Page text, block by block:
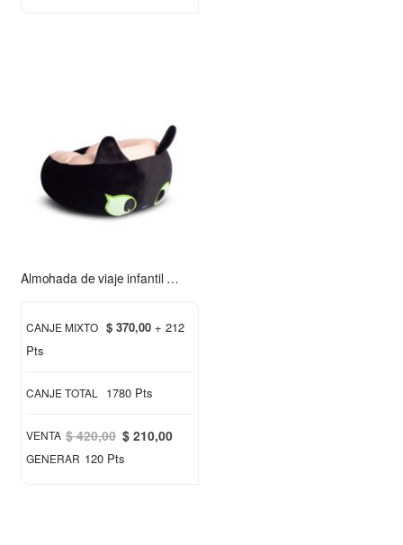
Almohada de viaje infantil Chimuelo rosa
CANJE MIXTO $ 370,00 + 212
Pts
CANJE TOTAL 1780 Pts
VENTA $ 420,00 Special
Price
$ 210,00
GENERAR 120 Pts